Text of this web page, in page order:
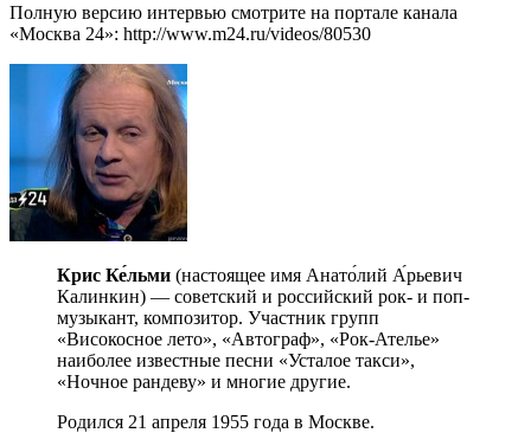
Полную версию интервью смотрите на портале канала
«Москва 24»: http://www.m24.ru/videos/80530
Крис Ке́льми (настоящее имя Анато́лий А́рьевич
Калинкин) — советский и российский рок- и поп-
музыкант, композитор. Участник групп
«Високосное лето», «Автограф», «Рок-Ателье»
наиболее известные песни «Усталое такси»,
«Ночное рандеву» и многие другие.
Родился 21 апреля 1955 года в Москве.